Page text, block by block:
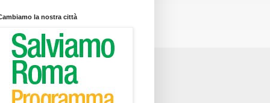
la nostra città